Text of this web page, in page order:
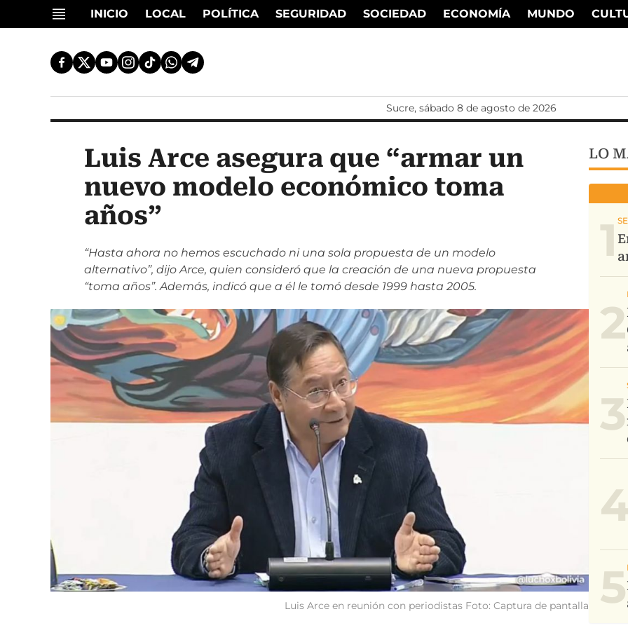
INICIO LOCAL POLÍTICA SEGURIDAD SOCIEDAD ECONOMÍA MUNDO
Sucre, sábado 8 de agosto de 2026
Luis Arce asegura que “armar un
nuevo modelo económico toma
años”
“Hasta ahora no hemos escuchado ni una sola propuesta de un modelo
alternativo”, dijo Arce, quien consideró que la creación de una nueva propuesta
“toma años”. Además, indicó que a él le tomó desde 1999 hasta 2005.
Luis Arce en reunión con periodistas Foto: Captura de pantalla
LO
1
2
3
5